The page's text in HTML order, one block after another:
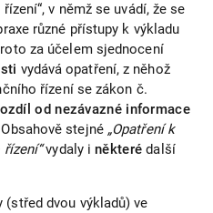
v němž se uvádí, že se
různé přístupy k výkladu
za účelem sjednocení
vydává opatření, z něhož
řízení se zákon č.
od nezávazné informace
stejné „Opatření k
vydaly iněkteré další
(střed dvou výkladů) ve